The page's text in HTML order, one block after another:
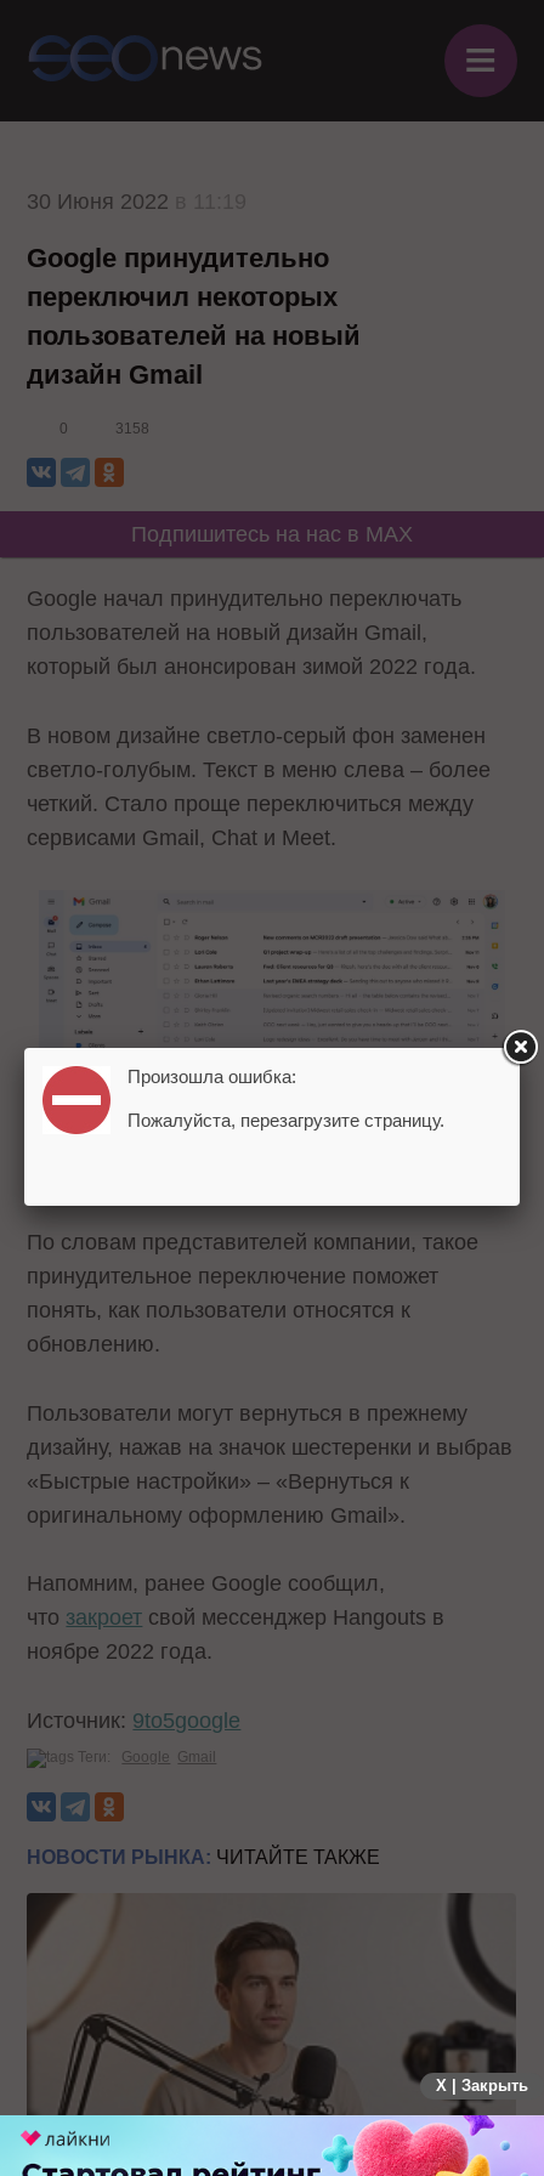
≡
30 Июня 2022
Google принудительно
переключил некоторых
пользователей на новый
дизайн Gmail
0 3158
Подпишитесь на нас в MAX
Google начал принудительно переключать
пользователей на новый дизайн Gmail,
который был анонсирован зимой 2022 года.
В новом дизайне светло-серый фон заменен
светло-голубым. Текст в меню слева – более
четкий. Стало проще переключиться между
сервисами Gmail, Chat и Meet.
По словам представителей компании, такое
принудительное переключение поможет
понять, как пользователи относятся к
обновлению.
Пользователи могут вернуться в прежнему
дизайну, нажав на значок шестеренки и выбрав
«Быстрые настройки» – «Вернуться к
оригинальному оформлению Gmail».
Напомним, ранее Google сообщил,
что закроет свой мессенджер Hangouts в
ноябре 2022 года.
Источник: 9to5google
Теги: Google Gmail
НОВОСТИ РЫНКА: ЧИТАЙТЕ ТАКЖЕ
Российский рынок инфлюенс-маркетинга вошел в фазу
X | Закрыть
Произошла ошибка:
Пожалуйста, перезагрузите страницу.